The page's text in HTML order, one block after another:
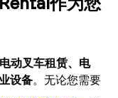
作为您
电动叉车租赁、电
设备。无论您需要